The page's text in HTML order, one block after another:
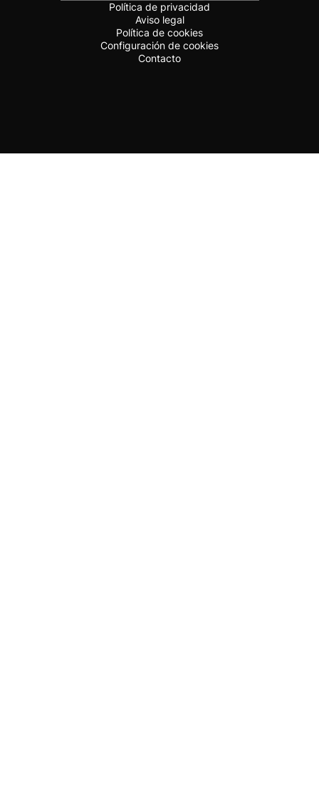
Política de privacidad
Aviso legal
Política de cookies
Configuración de cookies
Contacto